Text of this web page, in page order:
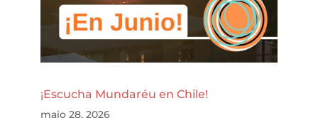
¡Escucha Mundaréu en Chile!
maio 28, 2026